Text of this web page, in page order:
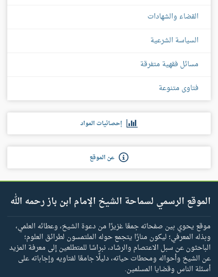
القضاء والشهادات
السياسة الشرعية
مسائل فقهية متفرقة
فتاوى متنوعة
إحصائيات المواد
عن الموقع
الموقع الرسمي لسماحة الشيخ الإمام ابن باز رحمه الله
موقع يحوي بين صفحاته جمعًا غزيرًا من دعوة الشيخ، وعطائه العلمي،
وبذله المعرفي؛ ليكون منارًا يتجمع حوله الملتمسون لطرائق العلوم؛
الباحثون عن سبل الاعتصام والرشاد، نبراسًا للمتطلعين إلى معرفة المزيد
عن الشيخ وأحواله ومحطات حياته، دليلًا جامعًا لفتاويه وإجاباته على
أسئلة الناس وقضايا المسلمين.